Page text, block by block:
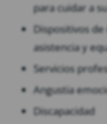
para cuidar a
Dispositivos
asistencia y
Servicios
Angustia
Discapacidad